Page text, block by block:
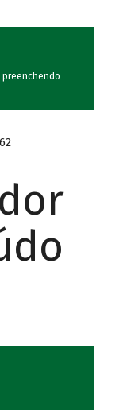
preenchendo